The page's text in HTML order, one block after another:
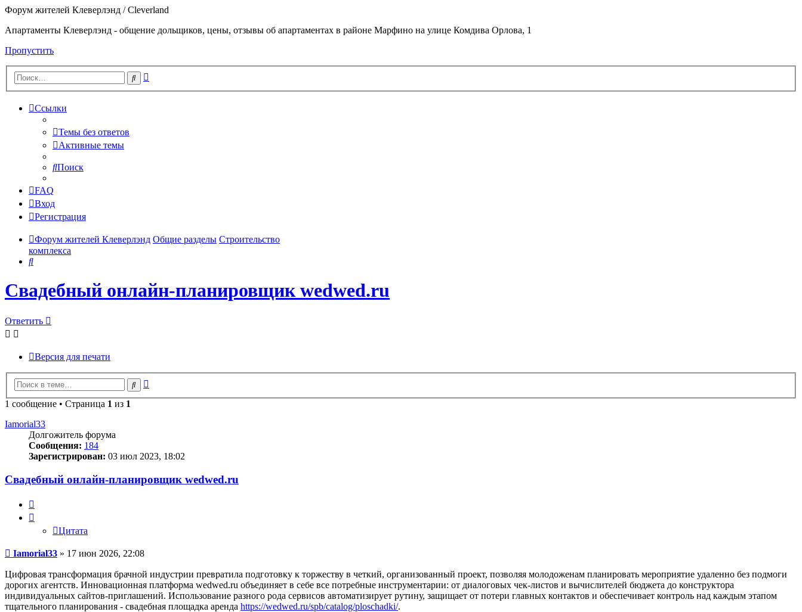
Форум жителей Клеверлэнд / Cleverland
Апартаменты Клеверлэнд - общение дольщиков, цены, отзывы об апартаментах в районе Марфино на улице Комдива Орлова, 1
Пропустить
Поиск
Ссылки
Темы без ответов
Активные темы
Поиск
FAQ
Вход
Регистрация
Форум жителей Клеверлэнд Общие разделы Строительство
комплекса
Поиск
Свадебный онлайн-планировщик wedwed.ru
Ответить
Версия для печати
Поиск
1 сообщение • Страница 1 из 1
Iamorial33
Долгожитель форума
Сообщения: 184
Зарегистрирован: 03 июл 2023, 18:02
Свадебный онлайн-планировщик wedwed.ru
Цитата
Сообщение
Iamorial33 » 17 июн 2026, 22:08
Цифровая трансформация брачной индустрии превратила подготовку к торжеству в четкий, организованный проект, позволяя молодоженам планировать мероприятие удаленно без подмоги
дорогих агентств. Инновационная платформа wedwed.ru объединяет в себе все потребные инструментарии: от диалоговых чек-листов и вычислителей бюджета до конструктора
индивидуальных сайтов-приглашений. Использование разного рода сервисов автоматизирует рутину, защищает от потери главных контактов и обеспечивает контроль над каждым этапом
тщательного планирования - свадебная площадка аренда https://wedwed.ru/spb/catalog/ploschadki/.